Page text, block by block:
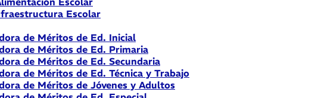
Escolar
de Méritos de Ed. Inicial
de Méritos de Ed. Primaria
de Méritos de Ed. Secundaria
de Méritos de Ed. Técnica y Trabajo
de Méritos de Jóvenes y Adultos